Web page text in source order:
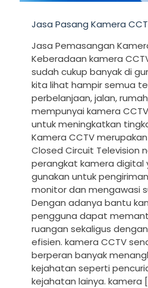
Jasa Pasang Kamera
Jasa Pemasangan
Keberadaan kamera
sudah cukup banyak di
kita lihat hampir semua
perbelanjaan, jalan,
mempunyai kamera
untuk meningkatkan
Kamera CCTV
Closed Circuit Television
perangkat kamera digital
gunakan untuk
monitor dan mengawasi
Dengan adanya bantu
pengguna dapat
ruangan sekaligus
efisien. kamera CCTV
berperan banyak
kejahatan seperti
kejahatan lainya. kamera